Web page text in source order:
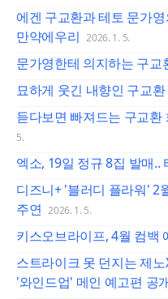
에겐 구교환과 테토 문가
만약에우리 2026. 1. 5.
문가영한테 의지하는 구
묘하게 웃긴 내향인 구교
듣다보면 빠져드는 구교
5.
엑소, 19일 정규 8집 발매
디즈니+ '블러디 플라워' 2
주연 2026. 1. 5.
키스오브라이프, 4월 컴백
스트라이크 못 던지는 제
'와인드업' 메인 예고편 공